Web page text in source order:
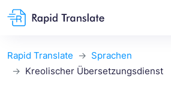
Rapid Translate
Sprachen
Kreolischer Übersetzungsdienst